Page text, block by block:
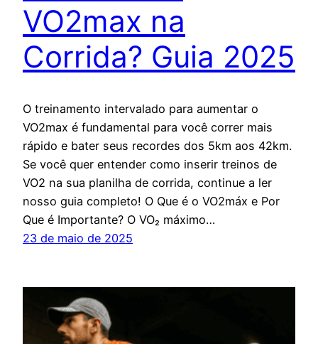
VO2max na
Corrida? Guia 2025
O treinamento intervalado para aumentar o
VO2max é fundamental para você correr mais
rápido e bater seus recordes dos 5km aos 42km.
Se você quer entender como inserir treinos de
VO2 na sua planilha de corrida, continue a ler
nosso guia completo! O Que é o VO2máx e Por
Que é Importante? O VO₂ máximo…
23 de maio de 2025